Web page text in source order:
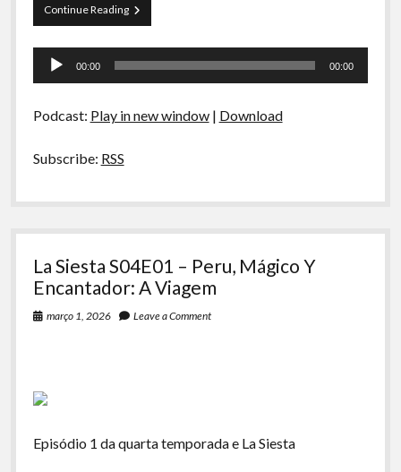
Continue ReadingLa
Siesta
Mágico
Ingredientes
Tocador
00:00 00:00
Podcast: Play in new window| Download
Subscribe: RSS
La Siesta S04E01 – Peru, Mágico Y
Encantador: A Viagem
março 1, 2026 Leave a Comment
Episódio 1 da quarta temporada e La Siesta